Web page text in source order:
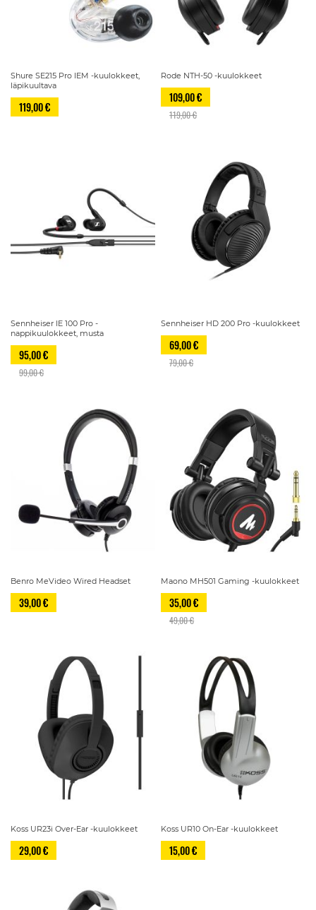
Shure SE215 Pro IEM -kuulokkeet,
läpikuultava
119,00 €
Rode NTH-50 -kuulokkeet
109,00 €
119,00 €
Sennheiser IE 100 Pro -
nappikuulokkeet, musta
95,00 €
99,00 €
Sennheiser HD 200 Pro -kuulokkeet
69,00 €
79,00 €
Benro MeVideo Wired Headset
39,00 €
Maono MH501 Gaming -kuulokkeet
35,00 €
49,00 €
Koss UR23i Over-Ear -kuulokkeet
29,00 €
Koss UR10 On-Ear -kuulokkeet
15,00 €